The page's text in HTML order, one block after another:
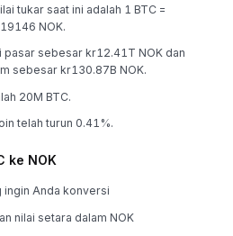
tukar saat ini adalah 1 BTC =
NOK.
sebesar kr12.41T NOK dan
sebesar kr130.87B NOK.
20M BTC.
telah turun 0.41%.
ke NOK
ingin Anda konversi
nilai setara dalam NOK